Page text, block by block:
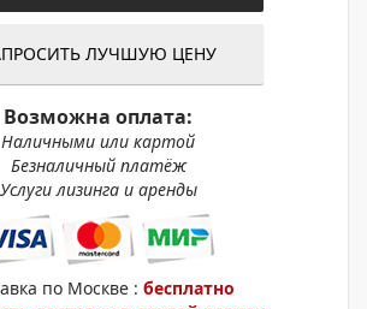
ЛУЧШУЮ ЦЕНУ
Возможна оплата:
Наличными или картой
Безналичный платёж
Услуги лизинга и аренды
по Москве : бесплатно